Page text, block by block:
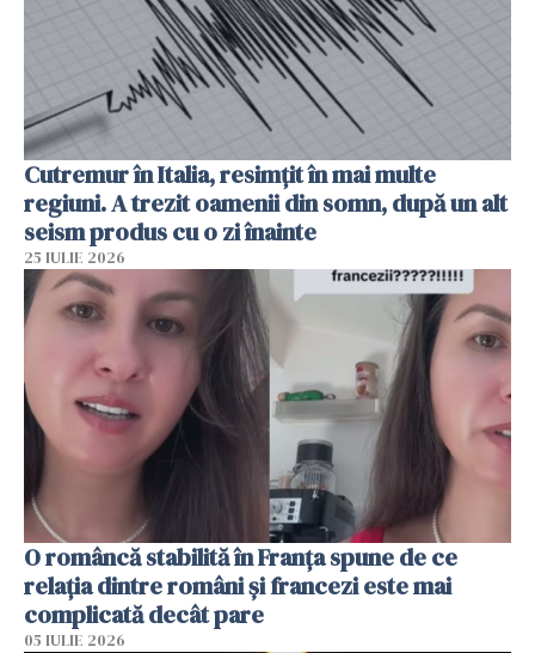
Cutremur în Italia, resimțit în mai multe
regiuni. A trezit oamenii din somn, după un alt
seism produs cu o zi înainte
25 IULIE 2026
O româncă stabilită în Franța spune de ce
relația dintre români și francezi este mai
complicată decât pare
05 IULIE 2026